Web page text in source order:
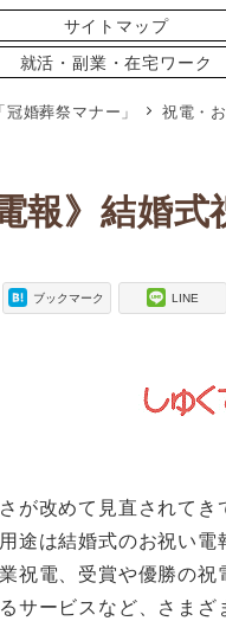
サイトマップ
就活・副業・在宅ワーク
婚葬祭マナー」 祝電・
報》結婚式
ブックマーク LINE
が改めて見直されて
途は結婚式のお祝い
祝電、受賞や優勝の
サービスなど、さまざ